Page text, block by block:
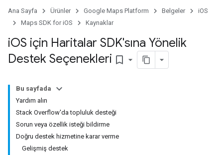
Ana Sayfa Ürünler Google Maps Platform Belgeler
iOS
Maps SDK for iOS
Kaynaklar
iOS için Haritalar SDK'sına Yönelik
Destek Seçenekleri bookmark_border
Bu sayfada
Yardım alın
Stack Overflow'da topluluk desteği
Sorun veya özellik isteği bildirme
Doğru destek hizmetine karar verme
Gelişmiş destek